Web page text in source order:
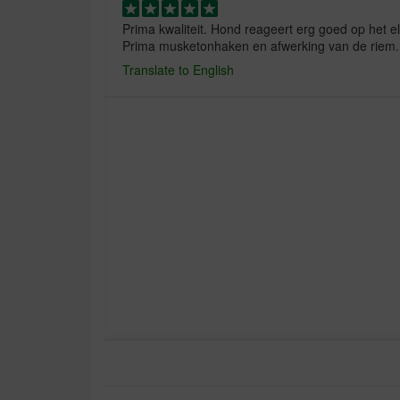
Prima kwaliteit. Hond reageert erg goed op het
Prima musketonhaken en afwerking van de
Translate to English